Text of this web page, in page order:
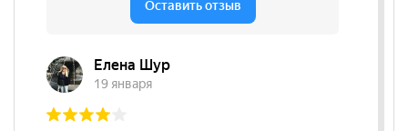
Современный